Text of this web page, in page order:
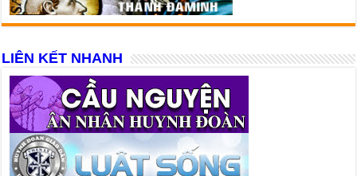
LIÊN KẾT NHANH